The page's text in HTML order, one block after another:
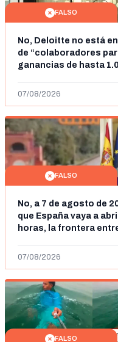
FALSO
No, Deloitte no está
de “colaboradores
ganancias de hasta
07/08/2026
FALSO
No, a 7 de agosto de
que España vaya a
horas, la frontera
07/08/2026
FALSO